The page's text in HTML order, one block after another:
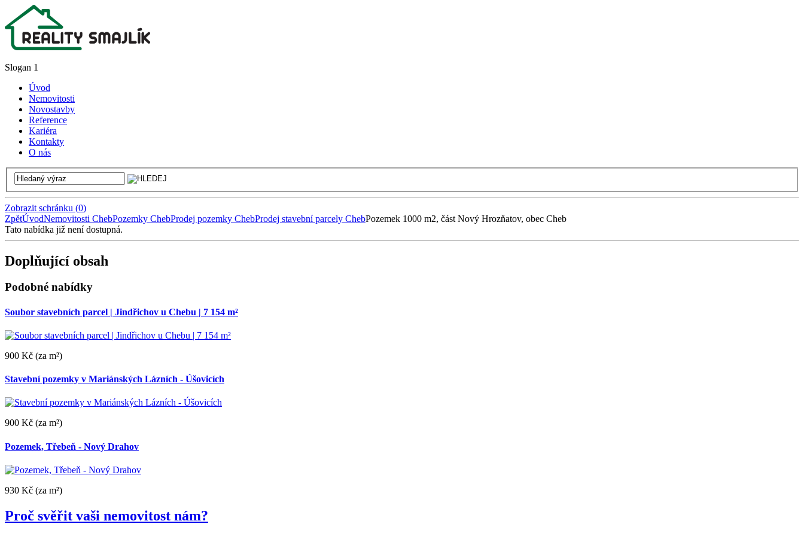
Slogan 1
Úvod
Nemovitosti
Novostavby
Reference
Kariéra
Kontakty
O nás
Zobrazit schránku (0)
ZpětÚvodNemovitosti ChebPozemky ChebProdej pozemky ChebProdej stavební parcely ChebPozemek 1000 m2, část Nový Hrozňatov, obec Cheb
Tato nabídka již není dostupná.
Doplňující obsah
Podobné nabídky
Soubor stavebních parcel | Jindřichov u Chebu | 7 154 m²
900 Kč (za m²)
Stavební pozemky v Mariánských Lázních - Úšovicích
900 Kč (za m²)
Pozemek, Třebeň - Nový Drahov
930 Kč (za m²)
Proč svěřit vaši nemovitost nám?